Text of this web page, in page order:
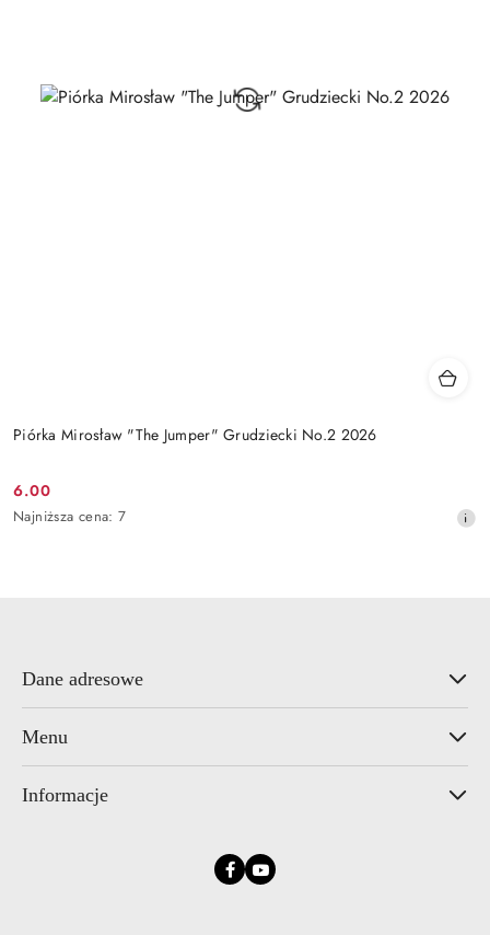
Piórka Mirosław "The Jumper" Grudziecki No.2 2026
Cena
promocyjna:
6.00
Najniższa
Najniższa cena: 7
Dane adresowe
Menu
Informacje